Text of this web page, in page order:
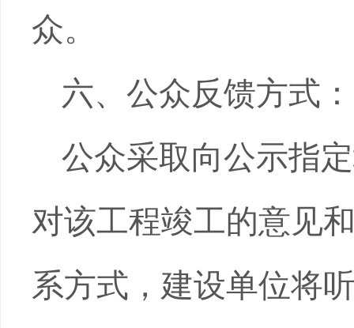
众。
六、公众反馈方式：
公众采取向公示指
对该工程竣工的意见
系方式，建设单位将